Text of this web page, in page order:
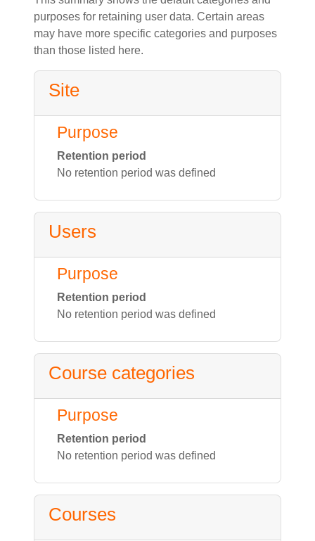
purposes for retaining user data. Certain areas
may have more specific categories and purposes
than those listed here.
Site
Purpose
Retention period
No retention period was defined
Users
Purpose
Retention period
No retention period was defined
Course categories
Purpose
Retention period
No retention period was defined
Courses